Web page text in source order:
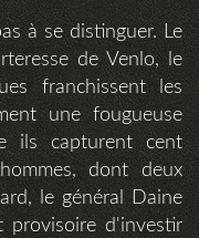
à se distinguer. Le
de Venlo, le
franchissent les
une fougueuse
ils capturent cent
dont deux
le général Daine
provisoire d'investir